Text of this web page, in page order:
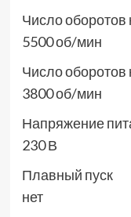
Число оборотов
5500 об/мин
Число оборотов
3800 об/мин
Напряжение
230 В
Плавный пуск
нет